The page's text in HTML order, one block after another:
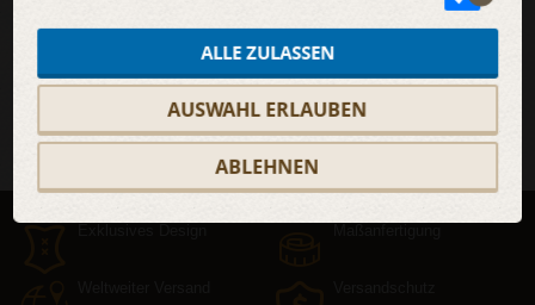
ABONNIEREN
ABLEHNEN
AUSWAHL ERLAUBEN
ALLE ZULASSEN